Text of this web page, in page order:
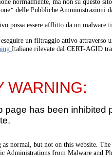
delle Pubbliche Amministrazioni
possa essere afflitto da un
un filtraggio attivo
Italiane rilevate dal CERT-AGID
WARNING:
page has been
as normal, but not on this website.
Administrations from Malware and